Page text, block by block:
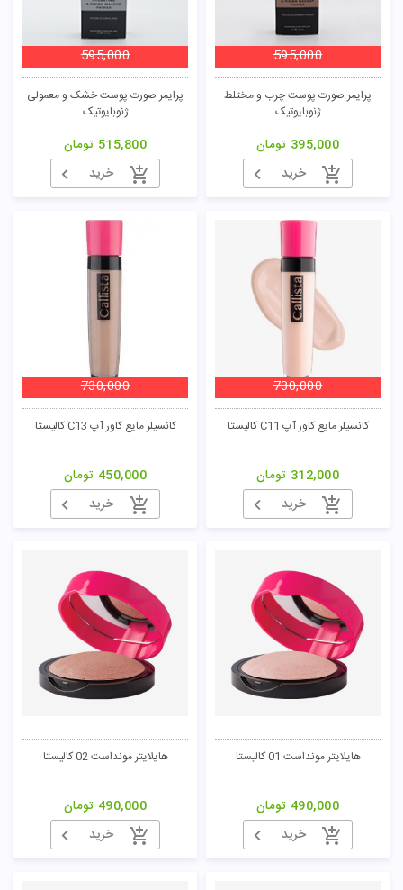
پرایمر صورت پوست چرب و مختلط
ژنوبایوتیک
595,000
395,000 تومان
خرید
پرایمر صورت پوست خشک و معمولی
ژنوبایوتیک
595,000
515,800 تومان
خرید
کانسیلر مایع کاور آپ C11 کالیستا
730,000
312,000 تومان
خرید
کانسیلر مایع کاور آپ C13 کالیستا
730,000
450,000 تومان
خرید
هایلایتر مونداست 01 کالیستا
490,000 تومان
خرید
هایلایتر مونداست 02 کالیستا
490,000 تومان
خرید